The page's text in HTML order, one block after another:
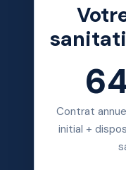
Contrat
initial +